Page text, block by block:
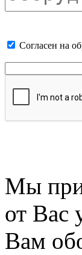
Cогласен на
Мы
от Вас
Вам